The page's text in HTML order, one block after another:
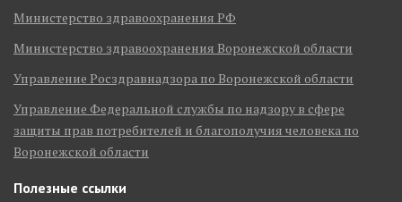
Министерство здравоохранения РФ
Министерство здравоохранения Воронежской области
Управление Росздравнадзора по Воронежской области
Управление Федеральной службы по надзору в сфере
защиты прав потребителей и благополучия человека по
Воронежской области
Полезные ссылки